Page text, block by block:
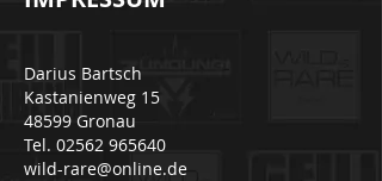
Darius Bartsch
Kastanienweg 15
48599 Gronau
Tel. 02562 965640
wild-rare@online.de